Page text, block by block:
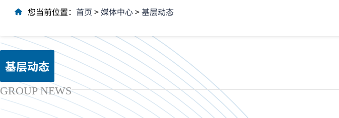
您当前位置： 首页 >媒体中心>基层动态
基层动态
GROUP NEWS